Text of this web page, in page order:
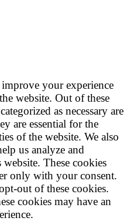
your experience
website. Out of these
as necessary are
are essential for the
of the website. We also
us analyze and
These cookies
only with your consent.
out of these cookies.
cookies may have an